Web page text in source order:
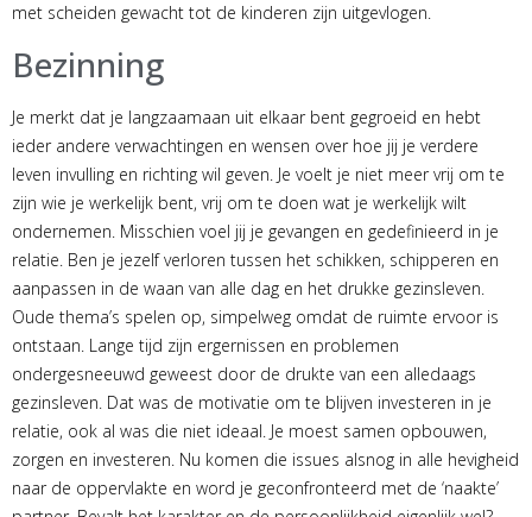
met scheiden gewacht tot de kinderen zijn uitgevlogen.
Bezinning
Je merkt dat je langzaamaan uit elkaar bent gegroeid en hebt
ieder andere verwachtingen en wensen over hoe jij je verdere
leven invulling en richting wil geven. Je voelt je niet meer vrij om te
zijn wie je werkelijk bent, vrij om te doen wat je werkelijk wilt
ondernemen. Misschien voel jij je gevangen en gedefinieerd in je
relatie. Ben je jezelf verloren tussen het schikken, schipperen en
aanpassen in de waan van alle dag en het drukke gezinsleven.
Oude thema’s spelen op, simpelweg omdat de ruimte ervoor is
ontstaan. Lange tijd zijn ergernissen en problemen
ondergesneeuwd geweest door de drukte van een alledaags
gezinsleven. Dat was de motivatie om te blijven investeren in je
relatie, ook al was die niet ideaal. Je moest samen opbouwen,
zorgen en investeren. Nu komen die issues alsnog in alle hevigheid
naar de oppervlakte en word je geconfronteerd met de ‘naakte’